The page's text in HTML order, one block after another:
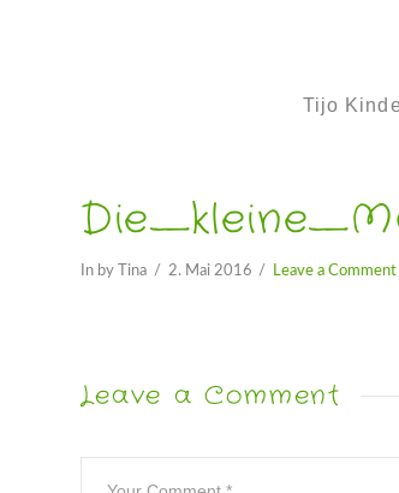
Tijo
In by Tina 2. Mai 2016 Leave a Comment
Leave a Comment